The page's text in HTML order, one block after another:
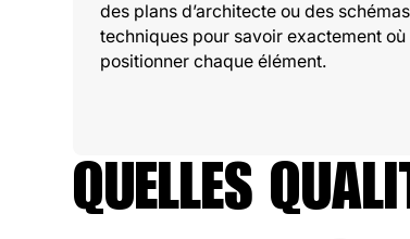
des plans d’architecte ou des schémas
techniques pour savoir exactement où
positionner chaque élément.
QUELLES